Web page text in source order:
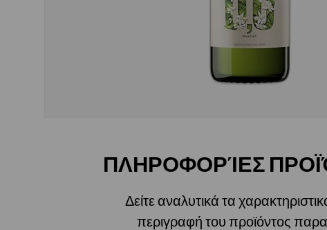
ΠΛΗΡΟΦΟΡΊΕΣ
Δείτε αναλυτικά τα
περιγραφή του προϊόντος